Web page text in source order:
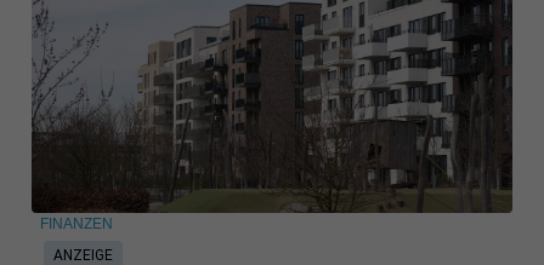
ANZEIGE
FINANZEN